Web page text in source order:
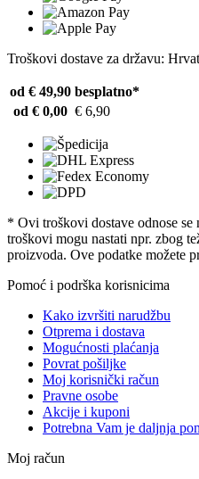
Troškovi dostave za državu:
od € 49,90 besplatno*
od € 0,00 € 6,90
* Ovi troškovi dostave odnose se
troškovi mogu nastati npr. zbog
proizvoda. Ove podatke možete
Pomoć i podrška korisnicima
Kako izvršiti narudžbu
Otprema i dostava
Mogućnosti plaćanja
Povrat pošiljke
Moj korisnički račun
Pravne osobe
Akcije i kuponi
Potrebna Vam je daljnja
Moj račun